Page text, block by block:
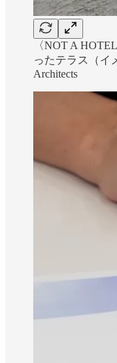
〈NOT A
ったテラス（イ
Architects